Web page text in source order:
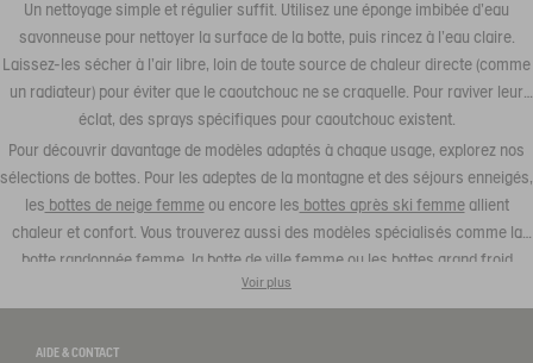
Un nettoyage simple et régulier suffit. Utilisez une éponge imbibée d'eau
savonneuse pour nettoyer la surface de la botte, puis rincez à l'eau claire.
Laissez-les sécher à l'air libre, loin de toute source de chaleur directe (comme
un radiateur) pour éviter que le caoutchouc ne se craquelle. Pour raviver leur
éclat, des sprays spécifiques pour caoutchouc existent.
Pour découvrir davantage de modèles adaptés à chaque usage, explorez nos
sélections de bottes. Pour les adeptes de la montagne et des séjours enneigés,
les bottes de neige femmeou encore les bottes après ski femmeallient
chaleur et confort. Vous trouverez aussi des modèles spécialisés comme la
botte randonnée femme, labotte de ville femmeou les bottes grand froid
. Quelle que soit la saison ou l’occasion, chaque paire révèle un
Voir plus
AIDE & CONTACT